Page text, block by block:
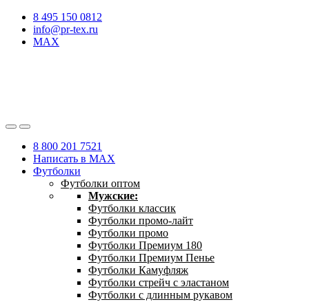
8 495 150 0812
info@pr-tex.ru
MAX
8 800 201 7521
Написать в MAX
Футболки
Футболки оптом
Мужские:
Футболки классик
Футболки промо-лайт
Футболки промо
Футболки Премиум 180
Футболки Премиум Пенье
Футболки Камуфляж
Футболки стрейч с эластаном
Футболки с длинным рукавом